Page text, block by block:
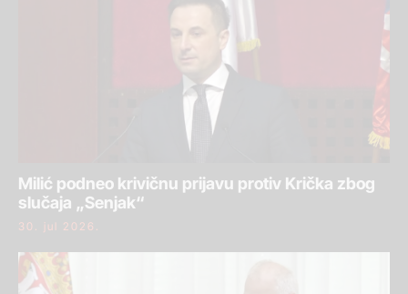
Milić podneo krivičnu prijavu protiv Krička zbog
slučaja „Senjak“
30. jul 2026.